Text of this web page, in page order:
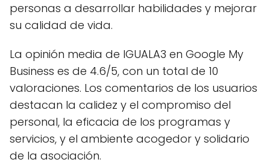
personas a desarrollar habilidades y mejorar
su calidad de vida.
La opinión media de IGUALA3 en Google My
Business es de 4.6/5, con un total de 10
valoraciones. Los comentarios de los usuarios
destacan la calidez y el compromiso del
personal, la eficacia de los programas y
servicios, y el ambiente acogedor y solidario
de la asociación.